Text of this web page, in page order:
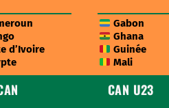
d’Ivoire
Gabon
Ghana
Guinée
Mali
CAN U23